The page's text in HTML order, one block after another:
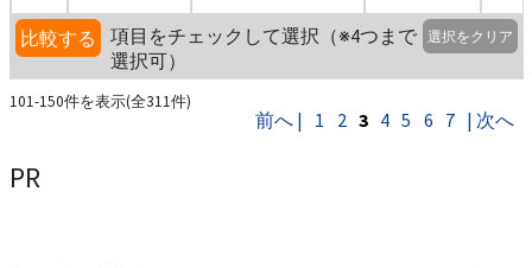
比較する
項目をチェックして選択（※4つまで
選択可）
選択をクリア
101-150件を表示(全311件)
前へ | 1 2 3 4 5 6 7 | 次へ
PR